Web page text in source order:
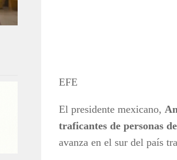
EFE
El presidente mexicano,
traficantes de personas
avanza en el sur del país